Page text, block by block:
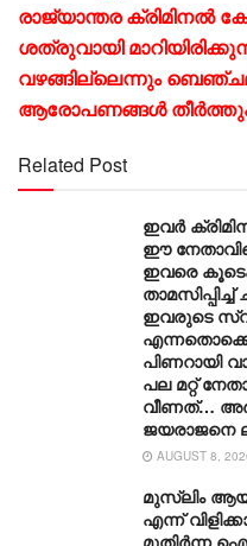
രാജ്യാന്തര ക്രിമിനൽ
ശത്രുവായി
വഴങ്ങില്ലെന്നും
ആരോപണങ്ങൾ
Related Post
ഇവർ
ഈ
ഇവരെ
ഇവരുടെ
പിണറായി
പല മറ്റ്
വീണത്…
ജയരാജനെ
AUGUST 8,
മുസ്‌ലിം
എന്ന്
മുതിർന്ന